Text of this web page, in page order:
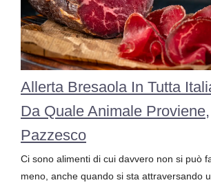
Allerta Bresaola In Tutta
Da Quale Animale Proviene,
Pazzesco
Ci sono alimenti di cui davvero non si può
meno, anche quando si sta attraversando